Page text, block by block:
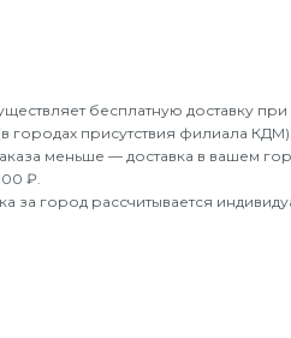
бесплатную доставку при
городах присутствия филиала
меньше — доставка в вашем
₽.
за город рассчитывается